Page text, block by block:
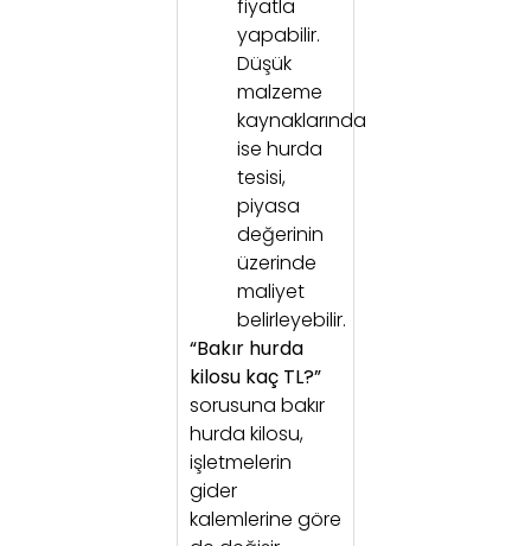
fiyatla
yapabilir.
Düşük
malzeme
kaynaklarında
ise hurda
tesisi,
piyasa
değerinin
üzerinde
maliyet
belirleyebilir.
“Bakır hurda
kilosu kaç TL?”
sorusuna bakır
hurda kilosu,
işletmelerin
gider
kalemlerine göre